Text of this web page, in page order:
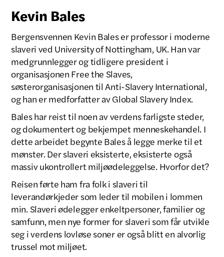
Kevin Bales
Bergensvennen Kevin Bales er professor i moderne
slaveri ved University of Nottingham, UK. Han var
medgrunnlegger og tidligere president i
organisasjonen Free the Slaves,
søsterorganisasjonen til Anti-Slavery International,
og han er medforfatter av Global Slavery Index.
Bales har reist til noen av verdens farligste steder,
og dokumentert og bekjempet menneskehandel. I
dette arbeidet begynte Bales å legge merke til et
mønster. Der slaveri eksisterte, eksisterte også
massiv ukontrollert miljøødeleggelse. Hvorfor det?
Reisen førte ham fra folk i slaveri til
leverandørkjeder som leder til mobilen i lommen
min. Slaveri ødelegger enkeltpersoner, familier og
samfunn, men nye former for slaveri som får utvikle
seg i verdens lovløse soner er også blitt en alvorlig
trussel mot miljøet.